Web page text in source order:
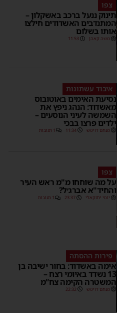
צפו
תינוק ננעל ברכב באשקלון –
המתנדבים האשדודים חילצו
אותו בשלום
משה קאהן 11:53
איבוד עשתונות
נסיעת האימים באוטובוס
מאשדוד: הנהג ניפץ את
השמשה לעיני הנוסעים –
ילדים פרצו בבכי
מנחם דויטש 11:34 1 תגובות
צפו
על מה שוחחו מ"מ ראש העיר
והחיד"א אברג׳ל?
יוסי יחזקאלי 23:37 1 תגובות
פירות ההסתה
אימה באשדוד: בחור ישיבה בן
13 נשדד באיומי רצח –
המשטרה הקימה צח”מ
מנחם דויטש 22:32